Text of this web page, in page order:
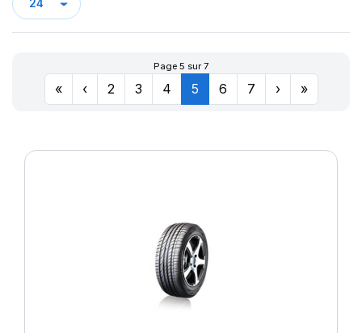
177
201
LLR666
LM11N
LMC4
LXC MASTER
Page 5 sur 7
« ‹ 2 3 4 5 6 7 › »